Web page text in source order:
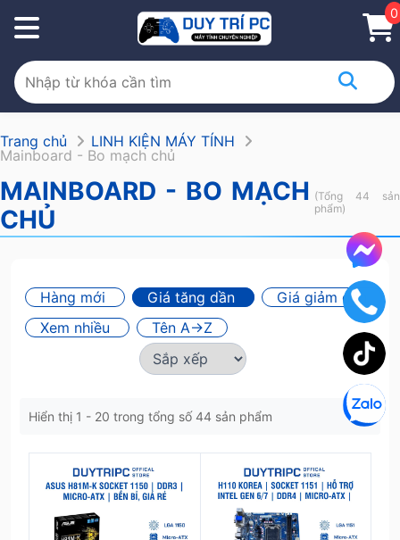
0
Trang chủ
LINH KIỆN MÁY TÍNH
Mainboard - Bo mạch chủ
MAINBOARD - BO MẠCH
CHỦ
(Tổng 44 sản
phẩm)
Hàng mới Giá tăng dần
Giá giảm dần
Xem nhiều
Tên A->Z
Hiển thị 1 - 20 trong tổng số 44 sản phẩm